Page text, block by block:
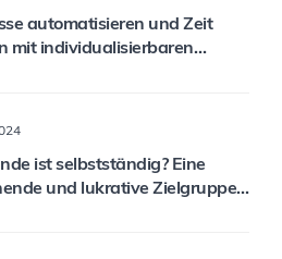
automatisieren und Zeit
mit individualisierbaren
ist selbstständig? Eine
und lukrative Zielgruppe